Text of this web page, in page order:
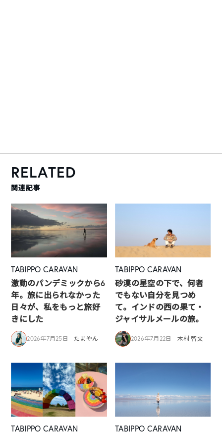
RELATED
関連記事
TABIPPO CARAVAN
激動のパンデミックから6
年。旅に出られなかった
日々が、私をもっと旅好
きにした
2026年7月25日 たまやん
TABIPPO CARAVAN
砂漠の星空の下で、何者
でもない自分を見つめ
て。インドの西の果て・
ジャイサルメールの旅。
2026年7月22日 木村 智文
TABIPPO CARAVAN TABIPPO CARAVAN